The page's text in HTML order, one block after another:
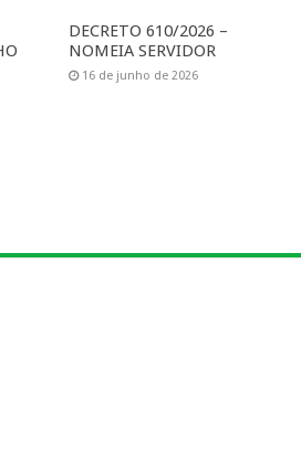
DECRETO 610/2026 –
NOMEIA SERVIDOR
16 de junho de 2026